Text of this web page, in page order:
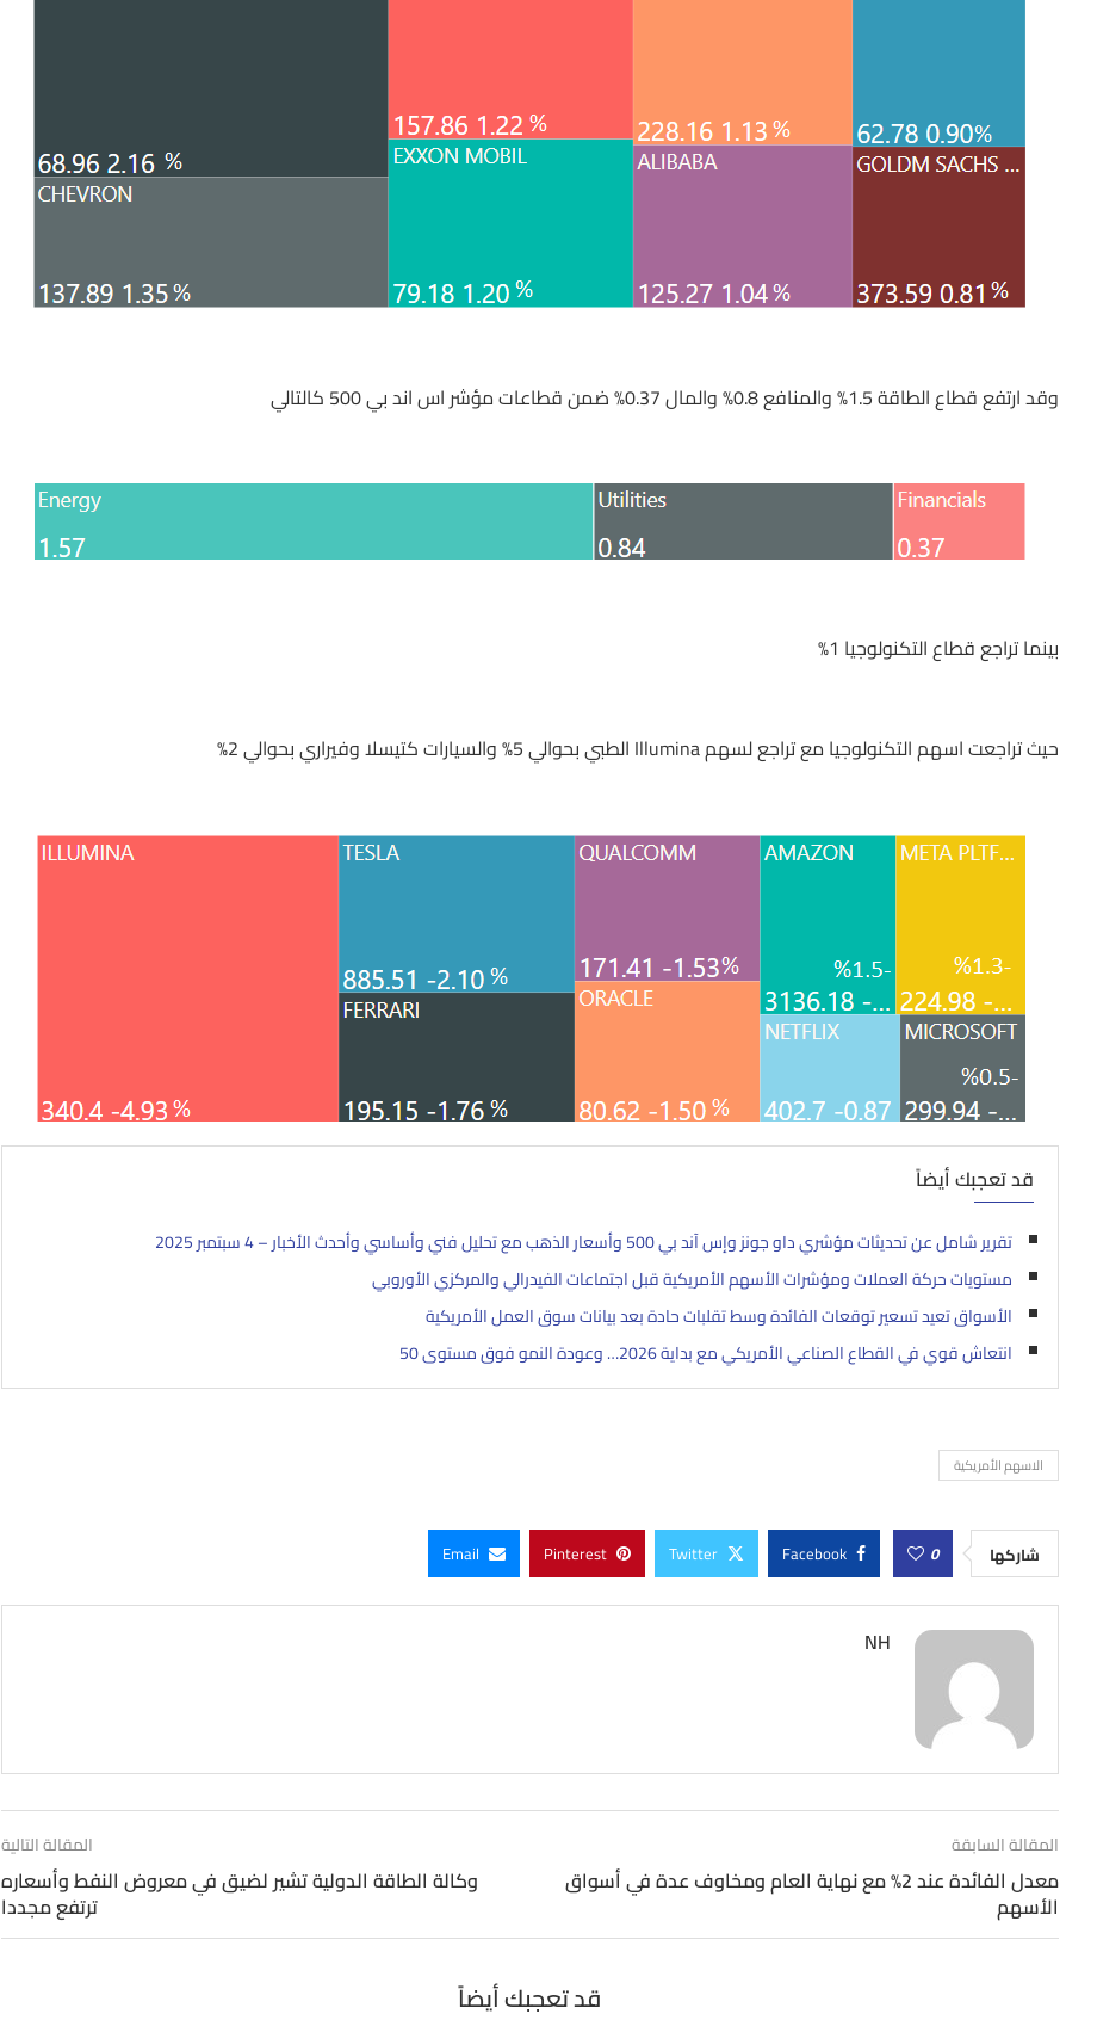
وقد ارتفع قطاع الطاقة 1.5% والمنافع 0.8% والمال 0.37% ضمن قطاعات مؤشر اس اند بي 500 كالتالي
بينما تراجع قطاع التكنولوجيا 1%
حيث تراجعت اسهم التكنولوجيا مع تراجع لسهم Illumina الطبي بحوالي 5% والسيارات كتيسلا وفيراري بحوالي 2%
قد تعجبك أيضاً
تقرير شامل عن تحديثات مؤشري داو جونز وإس آند بي 500 وأسعار الذهب مع تحليل فني وأساسي وأحدث الأخبار – 4 سبتمبر 2025
مستويات حركة العملات ومؤشرات الأسهم الأمريكية قبل اجتماعات الفيدرالي والمركزي الأوروبي
الأسواق تعيد تسعير توقعات الفائدة وسط تقلبات حادة بعد بيانات سوق العمل الأمريكية
انتعاش قوي في القطاع الصناعي الأمريكي مع بداية 2026… وعودة النمو فوق مستوى 50
الاسهم الأمريكية
شاركها 0
Facebook
Twitter
Pinterest
Email
NH
المقالة السابقة
معدل الفائدة عند 2% مع نهاية العام ومخاوف عدة في أسواق
الأسهم
المقالة التالية
وكالة الطاقة الدولية تشير لضيق في معروض النفط وأسعاره
ترتفع مجددا
قد تعجبك أيضاً